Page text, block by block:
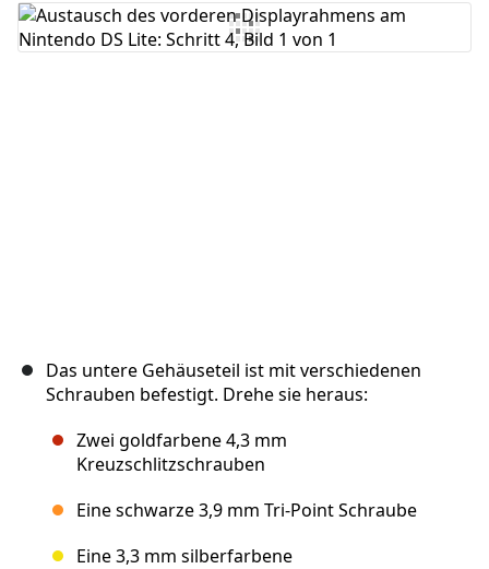
Kommentar hinzufügen
Das untere Gehäuseteil ist mit verschiedenen
Schrauben befestigt. Drehe sie heraus:
Zwei goldfarbene 4,3 mm
Kreuzschlitzschrauben
Eine schwarze 3,9 mm Tri-Point Schraube
Eine 3,3 mm silberfarbene